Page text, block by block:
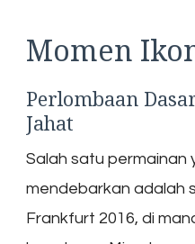
Momen
Perlombaan
Jahat
Salah satu permainan
mendebarkan adalah
Frankfurt 2016, di